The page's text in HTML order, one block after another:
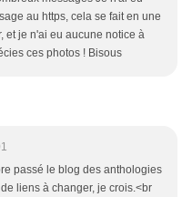
au https, cela se fait en une
et je n'ai eu aucune notice à
ces photos ! Bisous
passé le blog des anthologies
liens à changer, je crois.<br